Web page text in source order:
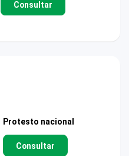
Consultar
Protesto nacional
Consultar